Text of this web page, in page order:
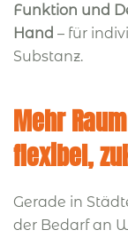
Funktion und
Hand – für
Substanz.
Mehr
flexibel,
Gerade in
der Bedarf an